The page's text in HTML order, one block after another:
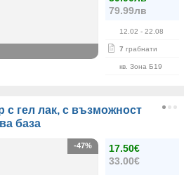
79.99лв
12.02 - 22.08
7 грабнати
кв. Зона Б19
гел лак, с възможност
база
17.50€
33.00€
-47%